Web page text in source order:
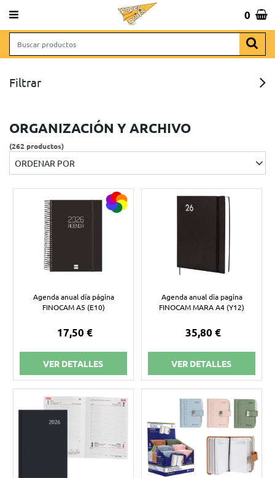
0
0,00 €
VER CESTA
Filtrar
ORGANIZACIÓN Y ARCHIVO
(262 productos)
ORDENAR POR
Agenda anual día página
FINOCAM A5 (E10)
17,50 €
VER DETALLES
Agenda anual dia pagina
FINOCAM MARA A4 (Y12)
35,80 €
VER DETALLES